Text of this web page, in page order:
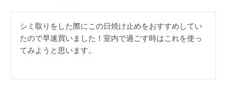
シミ取りをした際にこの日焼け止めをおすすめしてい
たので早速買いました！室内で過ごす時はこれを使っ
てみようと思います。